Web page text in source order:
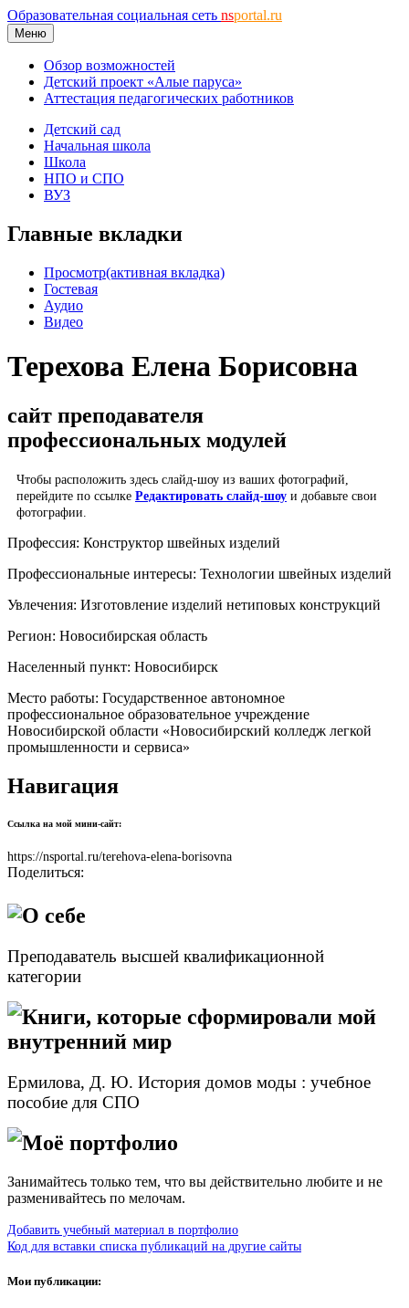
Образовательная социальная сеть nsportal.ru
Меню
Обзор возможностей
Детский проект «Алые паруса»
Аттестация педагогических работников
Детский сад
Начальная школа
Школа
НПО и СПО
ВУЗ
Главные вкладки
Просмотр(активная вкладка)
Гостевая
Аудио
Видео
Терехова Елена Борисовна
сайт преподавателя
профессиональных модулей
Чтобы расположить здесь слайд-шоу из ваших фотографий,
перейдите по ссылке Редактировать слайд-шоу и добавьте свои
фотографии.
Профессия: Конструктор швейных изделий
Профессиональные интересы: Технологии швейных изделий
Увлечения: Изготовление изделий нетиповых конструкций
Регион: Новосибирская область
Населенный пункт: Новосибирск
Место работы: Государственное автономное
профессиональное образовательное учреждение
Новосибирской области «Новосибирский колледж легкой
промышленности и сервиса»
Навигация
Ссылка на мой мини-сайт:
https://nsportal.ru/terehova-elena-borisovna
Поделиться:
О себе
Преподаватель высшей квалификационной
категории
Книги, которые сформировали мой
внутренний мир
Ермилова, Д. Ю. История домов моды : учебное
пособие для СПО
Моё портфолио
Занимайтесь только тем, что вы действительно любите и не
разменивайтесь по мелочам.
Добавить учебный материал в портфолио
Код для вставки списка публикаций на другие сайты
Мои публикации: